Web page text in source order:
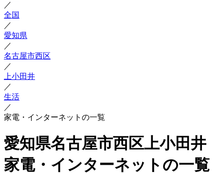
／
全国
／
愛知県
／
名古屋市西区
／
上小田井
／
生活
／
家電・インターネットの一覧
愛知県名古屋市西区上小田井
家電・インターネットの一覧